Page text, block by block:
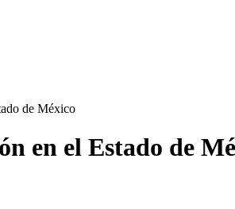
de México
en el Estado de